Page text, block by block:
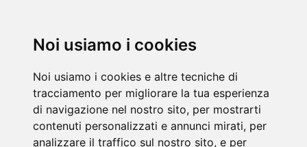
Noi usiamo i cookies
Noi usiamo i cookies e altre tecniche di
tracciamento per migliorare la tua esperienza
di navigazione nel nostro sito, per mostrarti
contenuti personalizzati e annunci mirati, per
analizzare il traffico sul nostro sito, e per